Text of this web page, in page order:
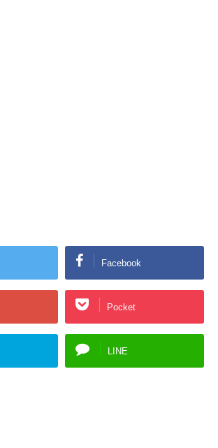
Facebook
Pocket
LINE